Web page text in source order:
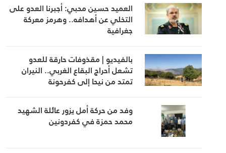
العميد حسين محبي: أجبرنا العدو على
التخلي عن أهدافه.. وهرمز معركة
جغرافية
بالفيديو | مقذوفات حارقة للعدو
تشعل أحراج البقاع الغربي.. النيران
تمتد من نيحا إلى كفرحونة
وفد من حركة أمل يزور عائلة الشهيد
محمد حمزة في كفردونين